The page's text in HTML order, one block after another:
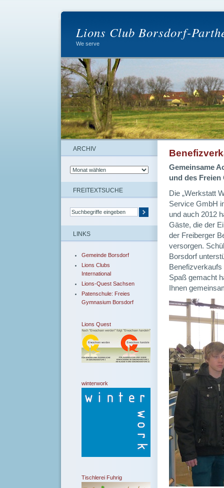
Lions Club Borsdorf-
We serve
ARCHIV
FREITEXTSUCHE
LINKS
Gemeinde Borsdorf
Lions Clubs
International
Lions-Quest Sachsen
Patenschule: Freies
Gymnasium Borsdorf
Lions Quest
winterwork
Tischlerei Fuhrig
Gemeinsame
und des
Die „Werkstatt
Service GmbH
und auch 2012
Gäste, die der
der Freiberger
versorgen.
Borsdorf
Spaß gemacht
Ihnen